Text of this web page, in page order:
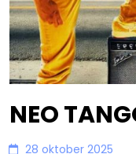
Orkest
NEO
28 oktober 2025